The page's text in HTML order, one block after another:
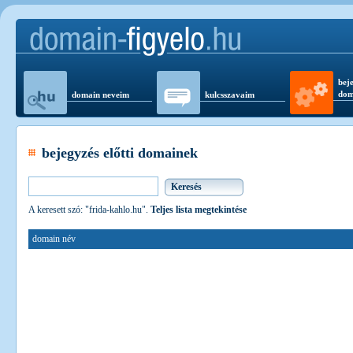
domain neveim kulcsszavaim
bejegyzés előtti domainek
A keresett szó: "frida-kahlo.hu". Teljes lista megtekintése
domain név